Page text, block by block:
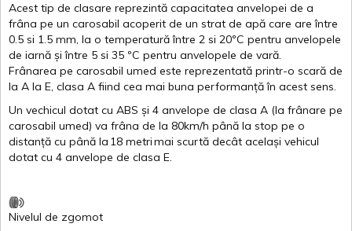
Acest tip de clasare reprezintă capacitatea anvelopei de a
frâna pe un carosabil acoperit de un strat de apă care areîntre
0.5 si 1.5 mm, la o temperatură între 2 si 20ºC pentru anvelopele
de iarnă și între 5 si 35 ºC pentru anvelopele de vară.
Frânarea pe carosabil umed este reprezentată printr-o scară de
la A la E, clasa A fiind cea mai buna performanță în acest sens.
Un vechicul dotat cu ABS și 4 anvelope de clasa A (la frânare pe
carosabil umed) va frâna de la 80km/h până la stop pe o
distanță cu până la 18 metrimai scurtă decât același vehicul
dotat cu 4 anvelope de clasa E.
Nivelul de zgomot